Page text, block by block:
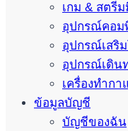
เกม & สตรี
อุปกรณ์คอม
อุปกรณ์เสริ
อุปกรณ์เดิน
เครื่องทำก
ข้อมูลบัญชี
บัญชีของฉัน